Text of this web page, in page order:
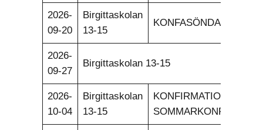
2026-
09-20
Birgittaskolan
13-15
KONFASÖNDAG.
2026-
09-27
Birgittaskolan 13-15
2026-
10-04
Birgittaskolan
13-15
KONFIRMATION
SOMMARKONFA.